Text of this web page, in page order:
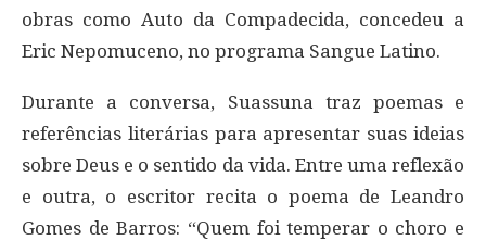
obras como Auto da Compadecida, concedeu a
Eric Nepomuceno, no programa Sangue Latino.
Durante a conversa, Suassuna traz poemas e
referências literárias para apresentar suas ideias
sobre Deus e o sentido da vida. Entre uma reflexão
e outra, o escritor recita o poema de Leandro
Gomes de Barros: “Quem foi temperar o choro e